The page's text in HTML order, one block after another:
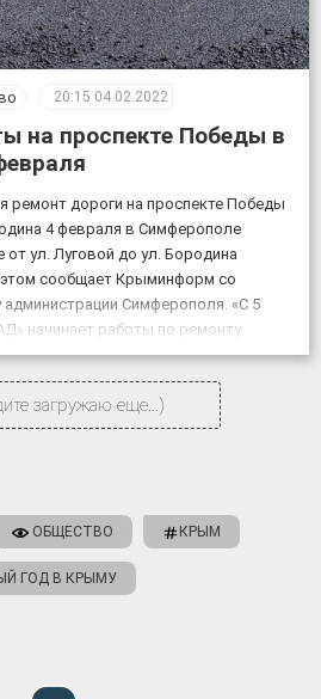
20:15 04.02.2022
на проспекте Победы в
ремонт дороги на проспекте Победы
4 февраля в Симферополе
от ул. Луговой до ул. Бородина
этом сообщает Крыминформ со
Симферополя. «С 5
начинает работы по ремонту
загружаю еще...)
ОБЩЕСТВО КРЫМ
ГОД В КРЫМУ